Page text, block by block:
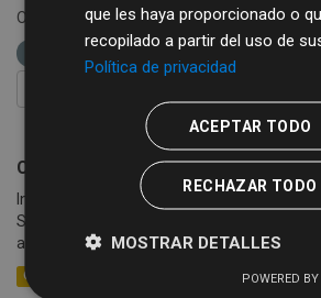
Organizaciones:
Diputación de
etiquetas: ganadería
Cotizaciones semanales de la Lonja
Información sobre las cotizaciones
Salamanca (celebradas cada lunes) desde
actualidad. Se detalla información sobre la
CSV
que les haya proporcionado o
recopilado a partir del uso de
Política de privacidad
ACEPTAR TODO
RECHAZAR TODO
MOSTRAR DETALLES
POWERED